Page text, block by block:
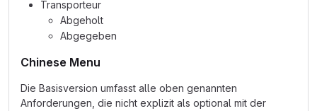
Transporteur
Abgeholt
Abgegeben
Chinese Menu
Die Basisversion umfasst alle oben genannten
Anforderungen, die nicht explizit als optional mit der